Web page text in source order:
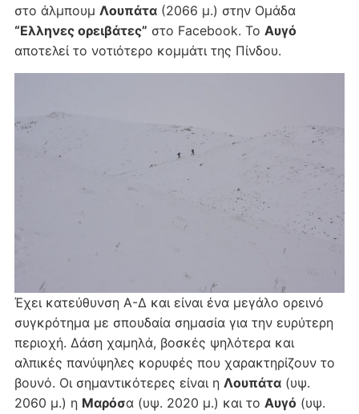
στο άλμπουμ Λουπάτα(2066 μ.) στην Ομάδα
“Ελληνες ορειβάτες” στο Facebook. Το Αυγό
αποτελεί το νοτιότερο κομμάτι της Πίνδου.
Έχει κατεύθυνση Α-Δ και είναι ένα μεγάλο ορεινό
συγκρότημα με σπουδαία σημασία για την ευρύτερη
περιοχή. Δάση χαμηλά, βοσκές ψηλότερα και
αλπικές πανύψηλες κορυφές που χαρακτηρίζουν το
βουνό. Οι σημαντικότερες είναι η Λουπάτα(υψ.
2060 μ.) η Μαρόσα (υψ. 2020 μ.) και το Αυγό(υψ.